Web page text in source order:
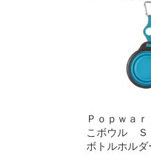
Ｐｏｐｗａ
こボウル
ボトルホルダ